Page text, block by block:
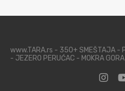
www.TARA.rs - 350+ SMEŠTAJA -
- JEZERO PERUĆAC - MOKRA